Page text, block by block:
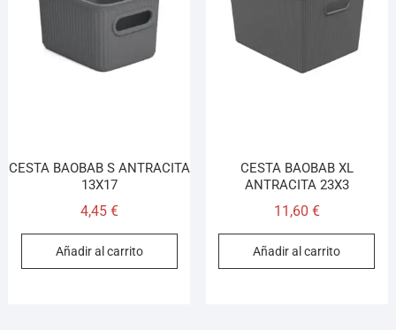
CESTA BAOBAB S ANTRACITA
13X17
4,45 €
Añadir al carrito
CESTA BAOBAB XL
ANTRACITA 23X3
11,60 €
Añadir al carrito